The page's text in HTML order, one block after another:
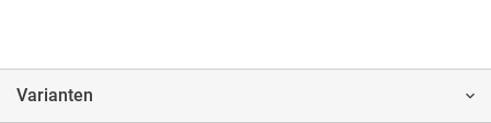
Varianten